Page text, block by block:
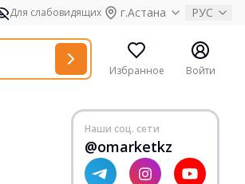
Для слабовидящих г.Астана РУС
Избранное Войти
Наши соц. сети
@omarketkz